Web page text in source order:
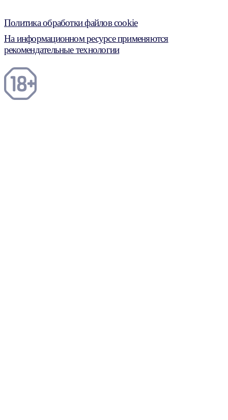
Политика обработки файлов cookie
На информационном ресурсе применяются
рекомендательные технологии